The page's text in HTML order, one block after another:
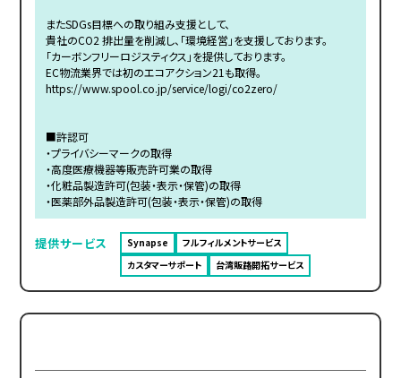
またSDGs目標への取り組み支援として、
貴社のCO2 排出量を削減し、「環境経営」を支援しております。
「カーボンフリーロジスティクス」を提供しております。
EC物流業界では初のエコアクション21も取得。
https://www.spool.co.jp/service/logi/co2zero/
■許認可
・プライバシーマークの取得
・高度医療機器等販売許可業の取得
・化粧品製造許可(包装・表示・保管)の取得
・医薬部外品製造許可(包装・表示・保管)の取得
提供サービス Synapse
フルフィルメントサービス
カスタマーサポート
台湾販路開拓サービス